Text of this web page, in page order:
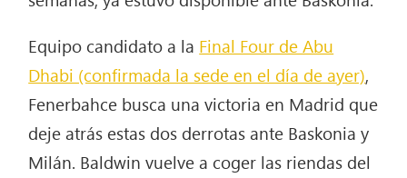
Equipo candidato a la Final Four de Abu
Dhabi (confirmada la sede en el día de ayer),
Fenerbahce busca una victoria en Madrid que
deje atrás estas dos derrotas ante Baskonia y
Milán. Baldwin vuelve a coger las riendas del